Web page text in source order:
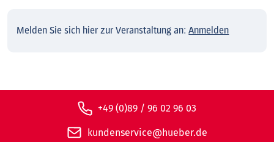
Melden Sie sich hier zur Veranstaltung an:Anmelden
+49 (0)89 / 96 02 96 03
kundenservice@hueber.de